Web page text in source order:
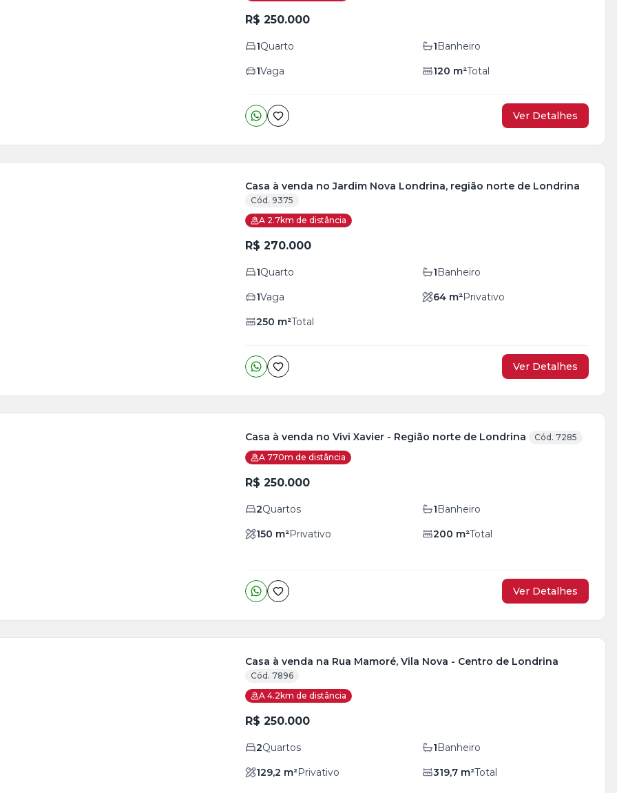
R$ 250.000
1Quarto 1Banheiro
1Vaga 120 m²Total
Ver Detalhes
Casa à venda no Jardim Nova Londrina, região norte de Londrina
Cód. 9375
A 2.7km de distância
R$ 270.000
1Quarto 1Banheiro
1Vaga 64 m²Privativo
250 m²Total
Ver Detalhes
Casa à venda no Vivi Xavier - Região norte de Londrina
Cód. 7285
A 770m de distância
R$ 250.000
2Quartos 1 Banheiro
150 m²Privativo 200 m²Total
Ver Detalhes
Casa à venda na Rua Mamoré, Vila Nova - Centro de Londrina
Cód. 7896
A 4.2km de distância
R$ 250.000
2Quartos 1 Banheiro
129,2 m²Privativo 319,7 m²Total